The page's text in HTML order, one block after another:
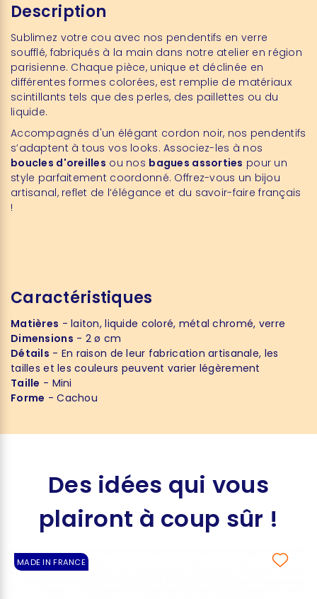
Description
Sublimez votre cou avec nos pendentifs en verre
soufflé, fabriqués à la main dans notre atelier en région
parisienne. Chaque pièce, unique et déclinée en
différentes formes colorées, est remplie de matériaux
scintillants tels que des perles, des paillettes ou du
liquide.
Accompagnés d'un élégant cordon noir, nos pendentifs
s’adaptent à tous vos looks. Associez-les à nos
boucles d'oreilles ou nos bagues assorties pour un
style parfaitement coordonné. Offrez-vous un bijou
artisanal, reflet de l’élégance et du savoir-faire français
!
Caractéristiques
Matières - laiton, liquide coloré, métal chromé, verre
Dimensions - 2 ø cm
Détails - En raison de leur fabrication artisanale, les
tailles et les couleurs peuvent varier légèrement
Taille - Mini
Forme - Cachou
Des idées qui vous
plairont à coup sûr !
MADE IN FRANCE